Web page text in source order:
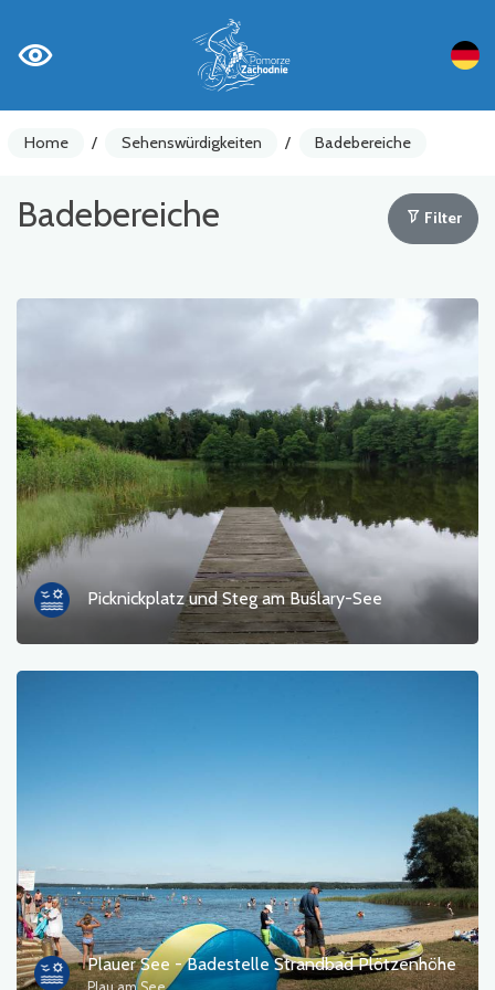
Home / Sehenswürdigkeiten / Badebereiche
Badebereiche Filter
Picknickplatz und Steg am Buślary-See
Plauer See - Badestelle Strandbad Plötzenhöhe
Sehenswürdigkeiten
Gastronomie
Touristeninformation
Kultur und Unterhaltung
Campingplätze
Denkmäler, Skulpturen, Wandmalereien